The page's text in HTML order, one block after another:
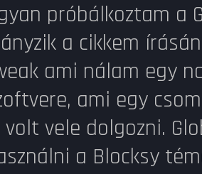
próbálkoztam a
a cikkem
ami nálam egy
ami egy
volt vele dolgozni.
a Blocksy